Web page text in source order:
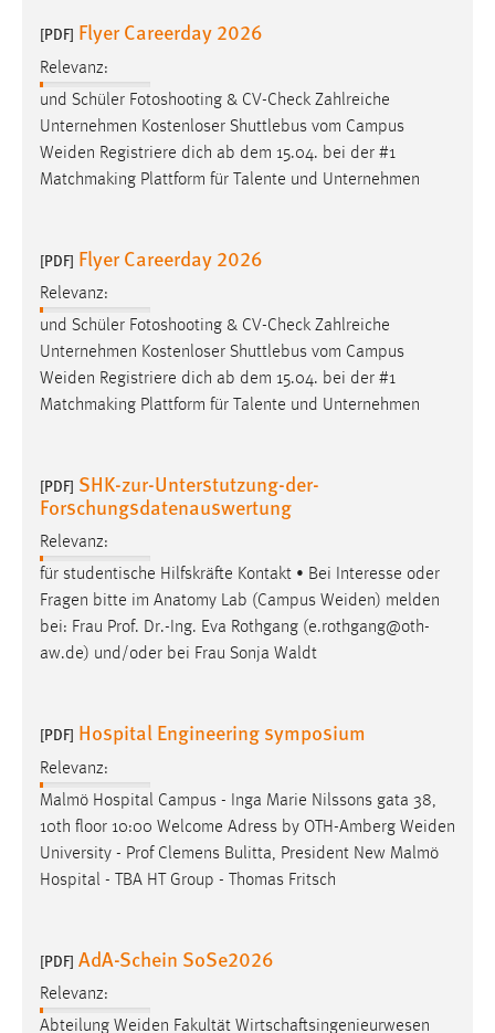
[PDF] Flyer Careerday 2026
Relevanz:
und Schüler Fotoshooting & CV-Check Zahlreiche
Unternehmen Kostenloser Shuttlebus vom Campus
Weiden Registriere dich ab dem 15.04. bei der #1
Matchmaking Plattform für Talente und Unternehmen
[PDF] Flyer Careerday 2026
Relevanz:
und Schüler Fotoshooting & CV-Check Zahlreiche
Unternehmen Kostenloser Shuttlebus vom Campus
Weiden Registriere dich ab dem 15.04. bei der #1
Matchmaking Plattform für Talente und Unternehmen
[PDF] SHK-zur-Unterstutzung-der-
Forschungsdatenauswertung
Relevanz:
für studentische Hilfskräfte Kontakt • Bei Interesse oder
Fragen bitte im Anatomy Lab (Campus Weiden) melden
bei: Frau Prof. Dr.-Ing. Eva Rothgang (e.rothgang@oth-
aw.de) und/oder bei Frau Sonja Waldt
[PDF] Hospital Engineering symposium
Relevanz:
Malmö Hospital Campus - Inga Marie Nilssons gata 38,
10th floor 10:00 Welcome Adress by OTH-Amberg Weiden
University - Prof Clemens Bulitta, President New Malmö
Hospital - TBA HT Group - Thomas Fritsch
[PDF] AdA-Schein SoSe2026
Relevanz:
Abteilung Weiden Fakultät Wirtschaftsingenieurwesen